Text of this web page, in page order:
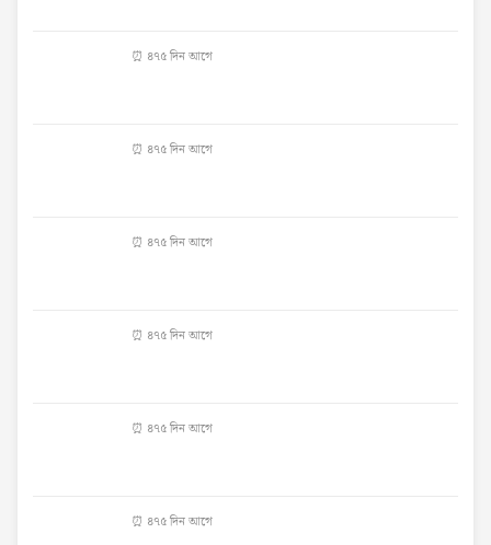
⏰ ৪৭৫ দিন আগে
⏰ ৪৭৫ দিন আগে
⏰ ৪৭৫ দিন আগে
⏰ ৪৭৫ দিন আগে
⏰ ৪৭৫ দিন আগে
⏰ ৪৭৫ দিন আগে